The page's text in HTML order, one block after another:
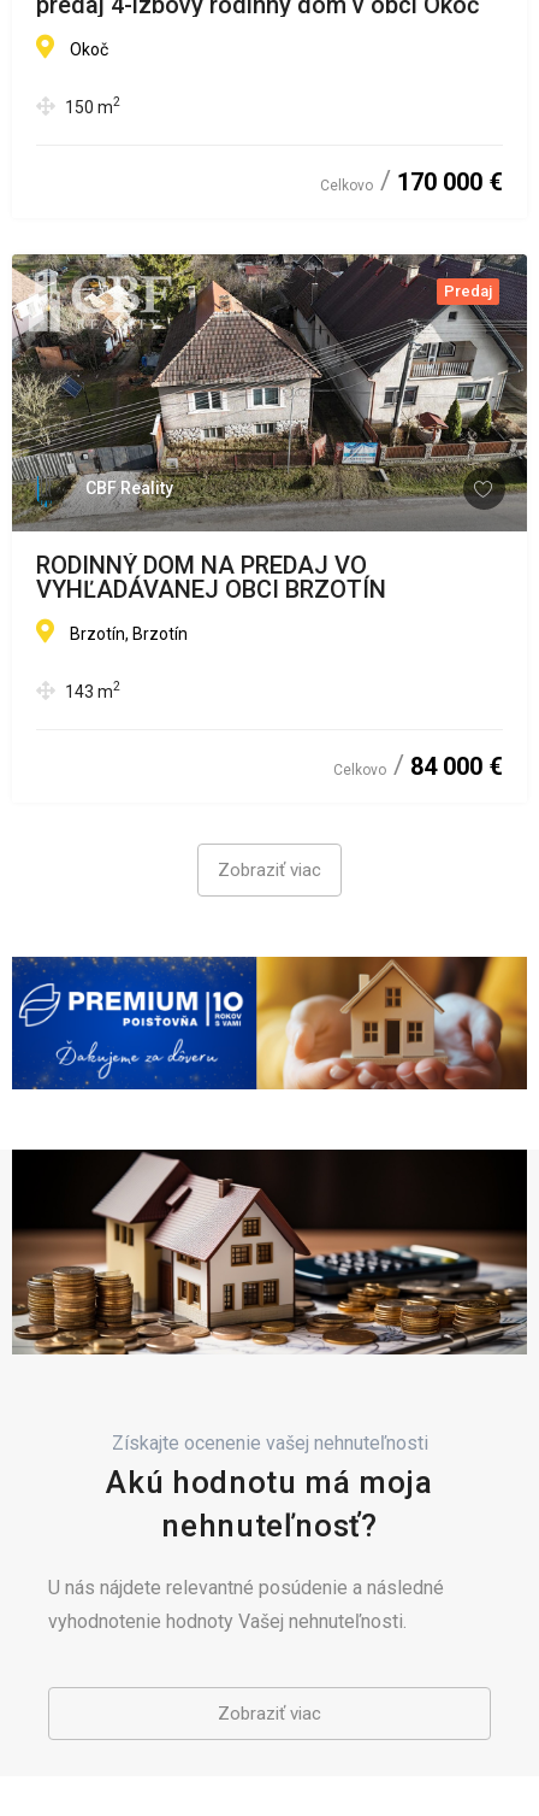
Okoč
150 m2
Celkovo 170 000 €
Predaj
CBF Reality
RODINNÝ DOM NA PREDAJ VO
VYHĽADÁVANEJ OBCI BRZOTÍN
Brzotín, Brzotín
143 m2
Celkovo 84 000 €
Zobraziť viac
Získajte ocenenie vašej nehnuteľnosti
Akú hodnotu má moja
nehnuteľnosť?
U nás nájdete relevantné posúdenie a následné
vyhodnotenie hodnoty Vašej nehnuteľnosti.
Zobraziť viac